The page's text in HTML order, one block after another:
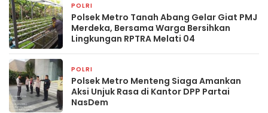
POLRI
Polsek Metro Tanah Abang Gelar Giat PMJ
Merdeka, Bersama Warga Bersihkan
Lingkungan RPTRA Melati 04
POLRI
Polsek Metro Menteng Siaga Amankan
Aksi Unjuk Rasa di Kantor DPP Partai
NasDem